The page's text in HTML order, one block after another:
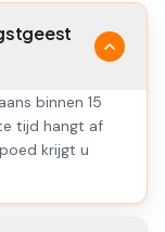
binnen 15
tijd hangt af
krijgt u